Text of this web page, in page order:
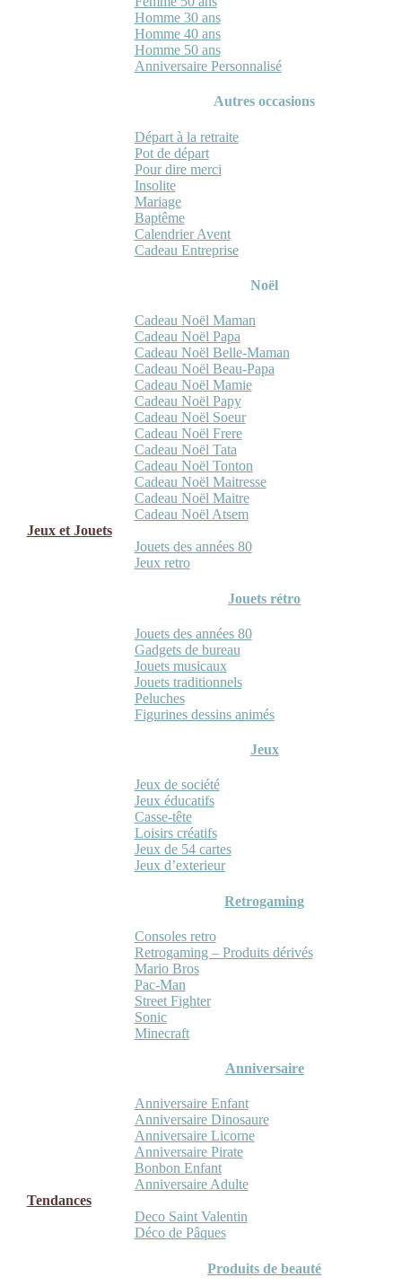
Homme 30 ans
Homme 40 ans
Homme 50 ans
Anniversaire Personnalisé
Autres occasions
Départ à la retraite
Pot de départ
Pour dire merci
Insolite
Mariage
Baptême
Calendrier Avent
Cadeau Entreprise
Noël
Cadeau Noël Maman
Cadeau Noël Papa
Cadeau Noël Belle-Maman
Cadeau Noël Beau-Papa
Cadeau Noël Mamie
Cadeau Noël Papy
Cadeau Noël Soeur
Cadeau Noël Frere
Cadeau Noël Tata
Cadeau Noël Tonton
Cadeau Noël Maitresse
Cadeau Noël Maitre
Cadeau Noël Atsem
Jeux et Jouets
Jouets des années 80
Jeux retro
Jouets rétro
Jouets des années 80
Gadgets de bureau
Jouets musicaux
Jouets traditionnels
Peluches
Figurines dessins animés
Jeux
Jeux de société
Jeux éducatifs
Casse-tête
Loisirs créatifs
Jeux de 54 cartes
Jeux d’exterieur
Retrogaming
Consoles retro
Retrogaming – Produits dérivés
Mario Bros
Pac-Man
Street Fighter
Sonic
Minecraft
Anniversaire
Anniversaire Enfant
Anniversaire Dinosaure
Anniversaire Licorne
Anniversaire Pirate
Bonbon Enfant
Anniversaire Adulte
Tendances
Deco Saint Valentin
Déco de Pâques
Produits de beauté